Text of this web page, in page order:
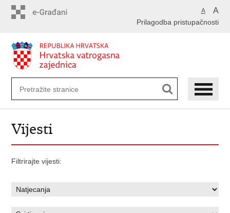
A A
Prilagodba pristupačnosti
Vijesti
Filtrirajte vijesti: